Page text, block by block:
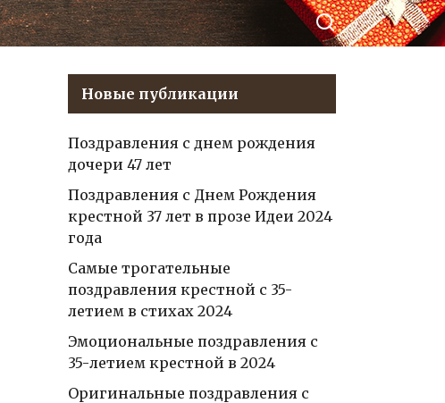
Новые публикации
Поздравления с днем рождения
дочери 47 лет
Поздравления с Днем Рождения
крестной 37 лет в прозе Идеи 2024
года
Самые трогательные
поздравления крестной с 35-
летием в стихах 2024
Эмоциональные поздравления с
35-летием крестной в 2024
Оригинальные поздравления с
Поделиться в
ВКонтакте
которые